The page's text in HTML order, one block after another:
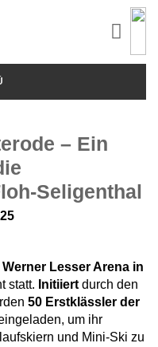
– Ein
Seligenthal
Werner Lesser Arena in
statt. Initiiert durch den
50 Erstklässler der
um ihr
und Mini-Ski zu